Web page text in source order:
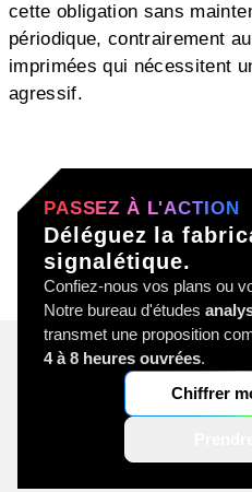
cette obligation sans
périodique, contrairement
imprimées qui nécessitent
agressif.
PASSEZ À L'ACTION
Déléguez la
signalétique.
Confiez-nous vos plans ou
Notre bureau d'études
transmet une proposition
4 à 8 heures ouvrées.
Chiffrer